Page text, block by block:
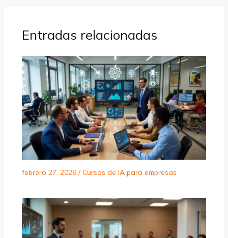
Entradas relacionadas
febrero 27, 2026 /Cursos de IA para empresas